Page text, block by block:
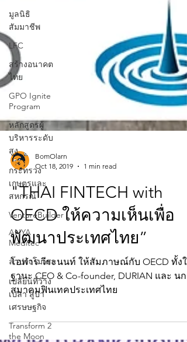
มูลนิธิ
สัมมาชีพ
LFC
สร้างอนาคต
ไทย
GPO Ignite
Program
หลักสูตรผู้
บริหารระดับ
สูง
กระทรวง
เกษตรและ
สหกรณ์
VentureBuilder
ANYA
Meditec
ลำปางโมเดล
เปลี่ยนที่ว่าง
เปล่า สู่ป่า
เศรษษฐกิจ
Transform 2
the Moon
BomOlarn
Oct 18, 2019
1 min read
"THAI FINTECH with
OECD ให้ความเห็นเพื่อ
พัฒนาประเทศไทย”
โอฬาร วีระนนท์ ให้สัมภาษณ์กับ OECD ทั้งใ
ฐานะ CEO & Co-founder, DURIAN และ นก
สมาคมฟินเทคประเทศไทย